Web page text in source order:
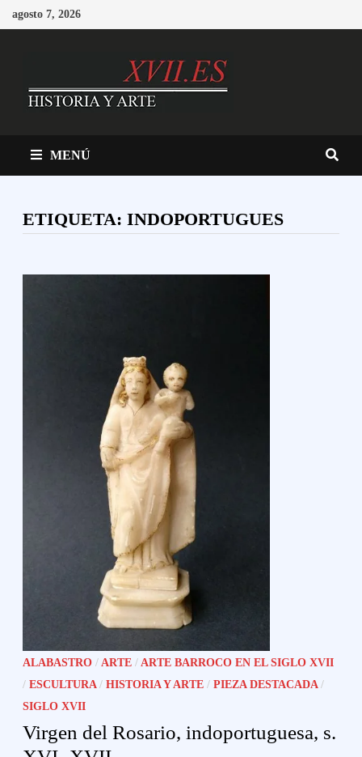
Saltar
al
agosto 7, 2026
MENÚ
ETIQUETA:INDOPORTUGUES
ALABASTRO /ARTE /ARTE BARROCO EN EL SIGLO XVII
/ESCULTURA/HISTORIA Y ARTE /PIEZA DESTACADA/
SIGLO XVII
Virgen del Rosario, indoportuguesa, s.